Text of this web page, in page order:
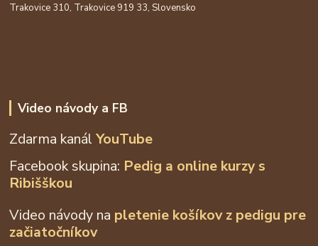
Trakovice 310, Trakovice 919 33, Slovensko
Video návody a FB
Zdarma kanálYouTube
Facebook skupina: Pedig a online kurzy s
Ribišškou
Video návody na pletenie košíkov z pedigu pre
začiatočníkov